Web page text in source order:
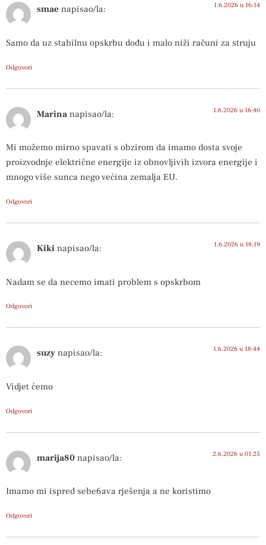
smae napisao/la: 1.6.2026 u 16:14
Samo da uz stabilnu opskrbu dođu i malo niži računi za struju
Odgovori
Marina napisao/la: 1.6.2026 u 16:40
Mi možemo mirno spavati s obzirom da imamo dosta svoje
proizvodnje električne energije iz obnovljivih izvora energije i
mnogo više sunca nego većina zemalja EU.
Odgovori
Kiki napisao/la: 1.6.2026 u 18:19
Nadam se da necemo imati problem s opskrbom
Odgovori
suzy napisao/la: 1.6.2026 u 18:44
Vidjet ćemo
Odgovori
marija80 napisao/la: 2.6.2026 u 01:25
Imamo mi ispred sebe6ava rješenja a ne koristimo
Odgovori